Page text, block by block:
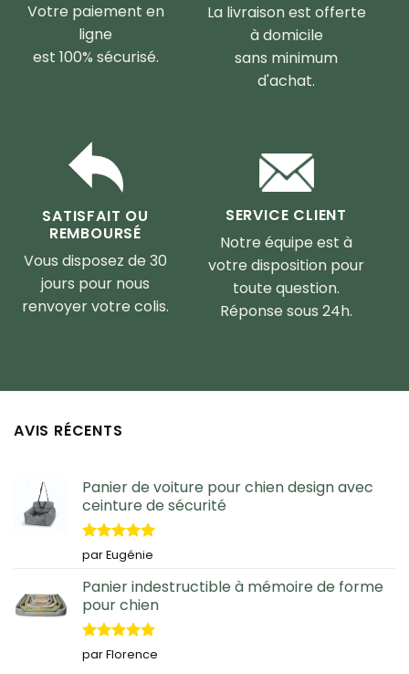
Votre paiement en
ligne
est 100% sécurisé.
La livraison est offerte
à domicile
sans minimum
d'achat.
SATISFAIT OU
REMBOURSÉ
Vous disposez de 30
jours pour nous
renvoyer votre colis.
SERVICE CLIENT
Notre équipe est à
votre disposition pour
toute question.
Réponse sous 24h.
AVIS RÉCENTS
Panier de voiture pour chien design avec
ceinture de sécurité
Note5sur
5
par Eugénie
Panier indestructible à mémoire de forme
pour chien
Note5sur
5
par Florence